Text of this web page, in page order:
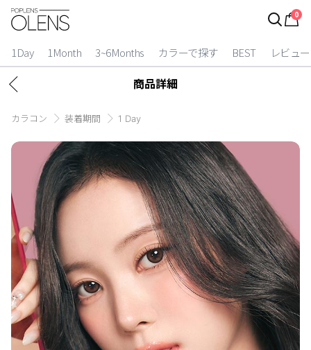
0
1Day 1Month 3~6Months カラーで探す BEST レビュー
ログイン
カラコン比較
今月限定特典
カラコン
装着期間
1 Day
2 Weeks
1 Month
3~6 Months
よりどりキット
カラー
ブラウン
チョコ
商品詳細
カラコン 装着期間 1 Day